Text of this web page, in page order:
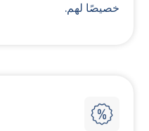
خصيصًا لهم.